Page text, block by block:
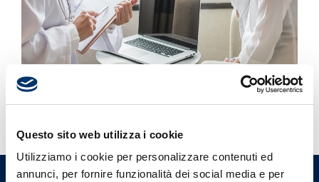
Questo sito web utilizza i cookie
Utilizziamo i cookie per personalizzare contenuti ed
annunci, per fornire funzionalità dei social media e per